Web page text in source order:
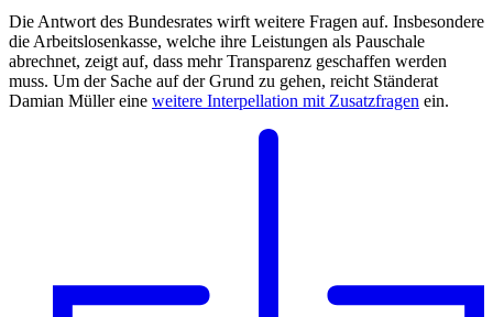
Die Antwort des Bundesrates wirft weitere Fragen auf. Insbesondere
die Arbeitslosenkasse, welche ihre Leistungen als Pauschale
abrechnet, zeigt auf, dass mehr Transparenz geschaffen werden
muss. Um der Sache auf der Grund zu gehen, reicht Ständerat
Damian Müller eine weitere Interpellation mit Zusatzfragen ein.